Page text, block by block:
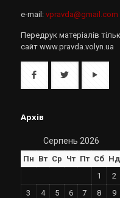
e-mail: vpravda@gmail.com
Передрук матеріалів
сайт www.pravda.volyn.ua
Архів
Серпень 2026
Пн Вт Ср Чт Пт Сб Нд
1
2
3
4 5 6 7 8
9